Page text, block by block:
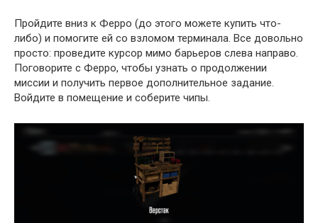
Пройдите вниз к Ферро (до этого можете купить что-
либо) и помогите ей со взломом терминала. Все довольно
просто: проведите курсор мимо барьеров слева направо.
Поговорите с Ферро, чтобы узнать о продолжении
миссии и получить первое дополнительное задание.
Войдите в помещение и соберите чипы.